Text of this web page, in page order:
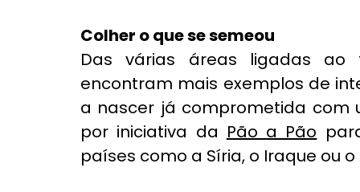
Colher o que se semeou
Das várias áreas ligadas
encontram mais exemplos de
a nascer já comprometida com
por iniciativa da Pão a Pão
países como a Síria, o Iraque ou